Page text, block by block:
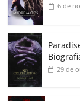
6 de
29 de